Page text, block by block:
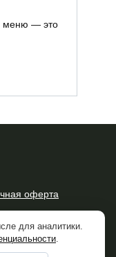
меню — это
оферта
для аналитики.
.